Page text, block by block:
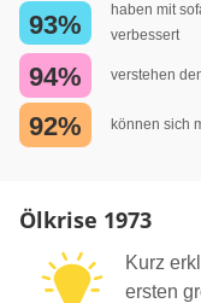
93%
haben mit
verbessert
94% verstehen
92% können sich
Ölkrise 1973
Kurz
ersten